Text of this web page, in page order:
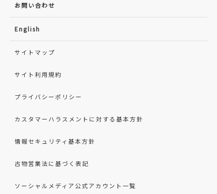
お問い合わせ
English
サイトマップ
サイト利用規約
プライバシーポリシー
カスタマーハラスメントに対する基本方針
情報セキュリティ基本方針
古物営業法に基づく表記
ソーシャルメディア公式アカウント一覧